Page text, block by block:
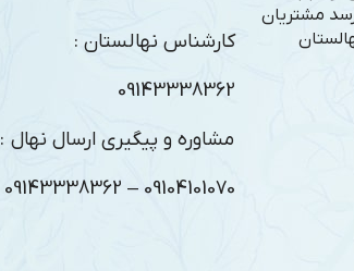
مشتریان
کارشناس نهالستان :
09143338362
مشاوره و پیگیری ارسال نهال :
09104101070 – 09143338362